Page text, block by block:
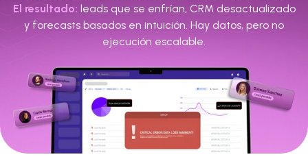
El resultado: leads que se enfrían, CRM desactualizado
y forecasts basados en intuición. Hay datos, pero no
ejecución escalable.